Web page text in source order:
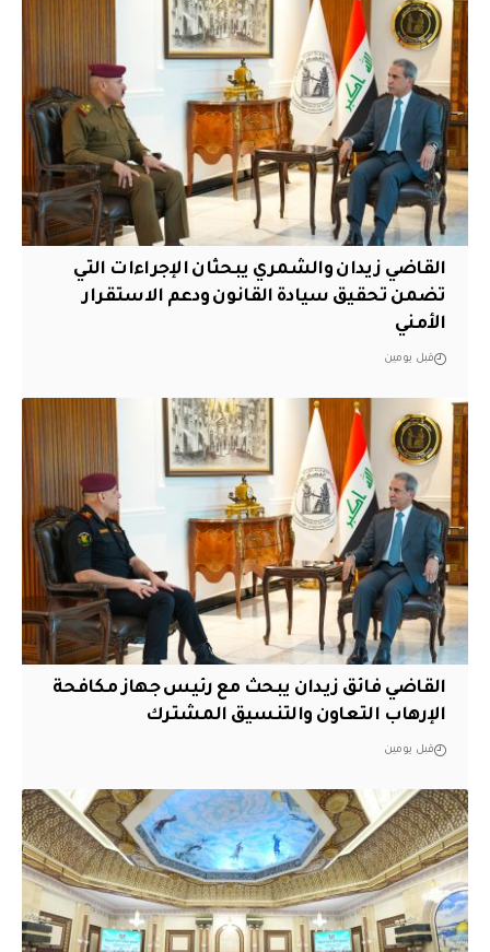
القاضي زيدان والشمري يبحثان الإجراءات التي
تضمن تحقيق سيادة القانون ودعم الاستقرار
الأمني
قبل يومين
القاضي فائق زيدان يبحث مع رئيس جهاز مكافحة
الإرهاب التعاون والتنسيق المشترك
قبل يومين